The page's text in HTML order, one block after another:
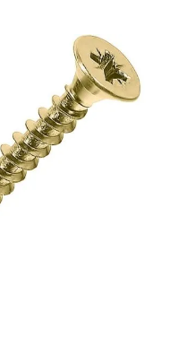
политикой
МНЕ
персональных
сполитикой